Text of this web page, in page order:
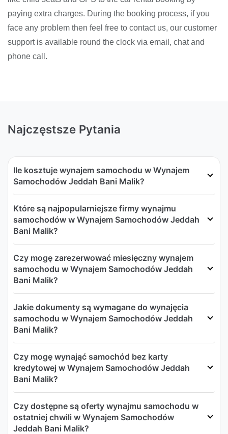
paying extra charges. During the booking process, if you
face any problem then feel free to contact us, our customer
support is available round the clock via email, chat and
phone call.
Najczęstsze Pytania
Ile kosztuje wynajem samochodu w Wynajem
Samochodów Jeddah Bani Malik?
Które są najpopularniejsze firmy wynajmu
samochodów w Wynajem Samochodów Jeddah
Bani Malik?
Czy mogę zarezerwować miesięczny wynajem
samochodu w Wynajem Samochodów Jeddah
Bani Malik?
Jakie dokumenty są wymagane do wynajęcia
samochodu w Wynajem Samochodów Jeddah
Bani Malik?
Czy mogę wynająć samochód bez karty
kredytowej w Wynajem Samochodów Jeddah
Bani Malik?
Czy dostępne są oferty wynajmu samochodu w
ostatniej chwili w Wynajem Samochodów
Jeddah Bani Malik?